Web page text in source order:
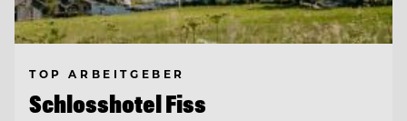
TOP ARBEITGEBER
Schlosshotel Fiss